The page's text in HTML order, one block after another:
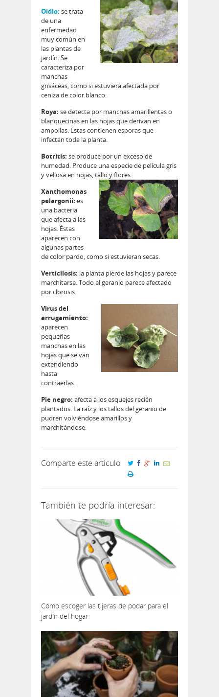
Oidio: se trata
de una
enfermedad
muy común en
las plantas de
jardín. Se
caracteriza por
manchas
grisáceas, como si estuviera afectada por
ceniza de color blanco.
Roya: se detecta por manchas amarillentas o
blanquecinas en las hojas que derivan en
ampollas. Éstas contienen esporas que
infectan toda la planta.
Botritis: se produce por un exceso de
humedad. Produce una especie de película gris
y vellosa en hojas, tallo y flores.
Xanthomonas
pelargonii: es
una bacteria
que afecta a las
hojas. Éstas
aparecen con
algunas partes
de color pardo, como si estuvieran secas.
Verticilosis: la planta pierde las hojas y parece
marchitarse. Todo el geranio parece afectado
por clorosis.
Virus del
arrugamiento:
aparecen
pequeñas
manchas en las
hojas que se van
extendiendo
hasta
contraerlas.
Pie negro: afecta a los esquejes recién
plantados. La raíz y los tallos del geranio de
pudren volviéndose amarillos y
marchitándose.
Comparte este artículo
También te podría interesar:
Cómo escoger las tijeras de podar para el
jardín del hogar